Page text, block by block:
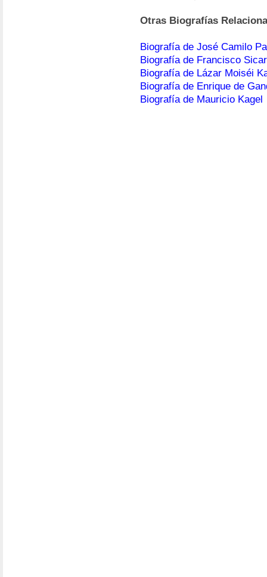
Otras Biografías
Biografía de José Camilo
Biografía de Francisco
Biografía de Lázar Moiséi
Biografía de Enrique de
Biografía de Mauricio Kagel